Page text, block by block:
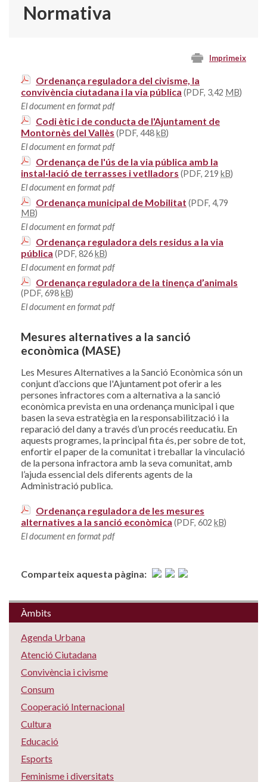
Normativa
Imprimeix
Ordenança reguladora del civisme, la
convivència ciutadana i la via pública (PDF, 3,42 MB)
El document en format pdf
Codi ètic i de conducta de l'Ajuntament de
Montornès del Vallès (PDF, 448kB)
El document en format pdf
Ordenança de l'ús de la via pública amb la
instal·lació de terrasses i vetlladors (PDF, 219 kB)
El document en format pdf
Ordenança municipal de Mobilitat (PDF, 4,79
MB)
El document en format pdf
Ordenança reguladora dels residus a la via
pública (PDF, 826kB)
El document en format pdf
Ordenança reguladora de la tinença d’animals
(PDF, 698kB)
El document en format pdf
Mesures alternatives a la sanció
econòmica (MASE)
Les Mesures Alternatives a la Sanció Econòmica són un
conjunt d’accions que l'Ajuntament pot oferir a les
persones infractores com a alternativa a la sanció
econòmica prevista en una ordenança municipal i que
basen la seva estratègia en la responsabilització i la
reparació del dany a través d’un procés reeducatiu. En
aquests programes, la principal fita és, per sobre de tot,
enfortir el paper de la comunitat i treballar la vinculació
de la persona infractora amb la seva comunitat, amb
l’ajuda essencial dels diferents agents de la
Administració publica.
Ordenança reguladora de les mesures
alternatives a la sanció econòmica (PDF, 602 kB)
El document en format pdf
Comparteix aquesta pàgina:
Àmbits
Agenda Urbana
Atenció Ciutadana
Convivència i civisme
Consum
Cooperació Internacional
Cultura
Educació
Esports
Feminisme i diversitats